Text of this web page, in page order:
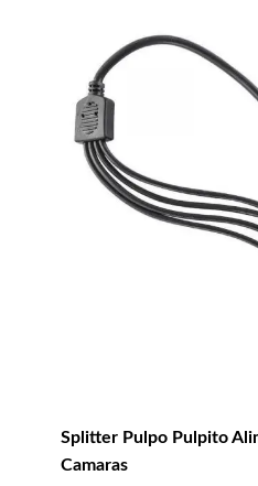
Splitter Pulpo Pulpito
Camaras